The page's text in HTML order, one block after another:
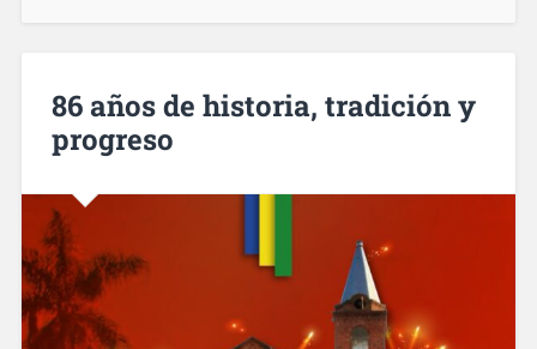
86 años de historia, tradición y
progreso